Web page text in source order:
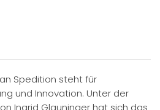
Spedition steht für
und Innovation. Unter der
Ingrid Glauninger hat sich das